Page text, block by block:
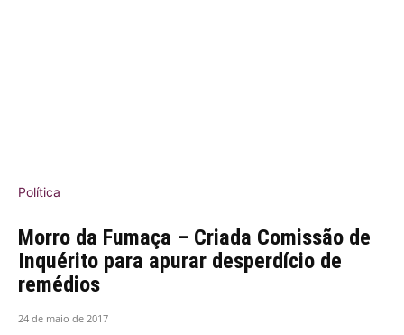
Política
Morro da Fumaça – Criada Comissão de
Inquérito para apurar desperdício de
remédios
24 de maio de 2017